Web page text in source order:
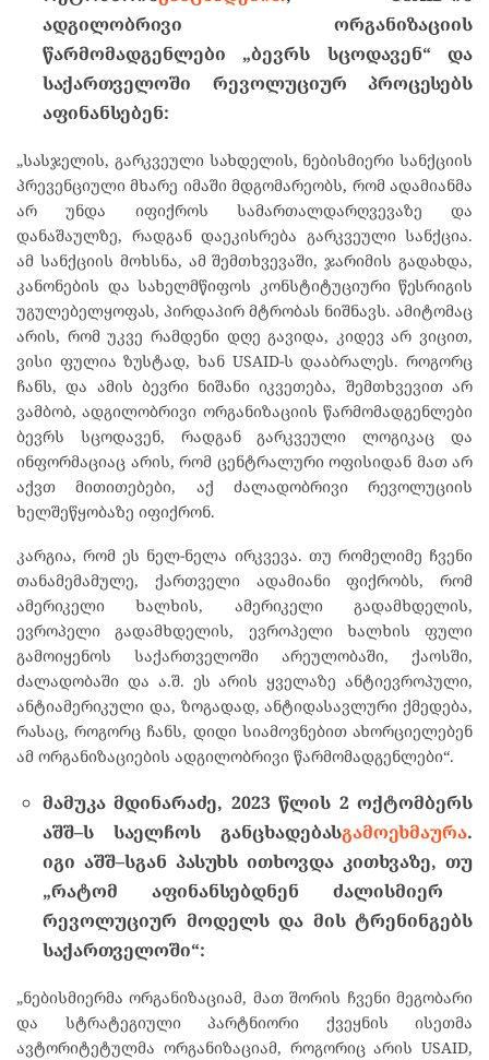
ადგილობრივი
ორგანიზაციის
წარმომადგენლები „ბევრს სცოდავენ“და
საქართველოში
რევოლუციურ
პროცესებს
აფინანსებენ:
„სასჯელის, გარკვეული სახდელის, ნებისმიერი სანქციის
პრევენციული მხარე იმაში მდგომარეობს, რომ ადამიანმა
არ უნდა იფიქროს სამართალდარღვევაზე და
დანაშაულზე, რადგან დაეკისრება გარკვეული სანქცია.
ამ სანქციის მოხსნა, ამ შემთხვევაში, ჯარიმის გადახდა,
კანონების და სახელმწიფოს კონსტიტუციური წესრიგის
უგულებელყოფას, პირდაპირ მტრობას ნიშნავს. ამიტომაც
არის, რომ უკვე რამდენი დღე გავიდა, კიდევ არ ვიცით,
ვისი ფულია ზუსტად, ხან USAID-ს დააბრალეს. როგორც
ჩანს, და ამის ბევრი ნიშანი იკვეთება, შემთხვევით არ
ვამბობ, ადგილობრივი ორგანიზაციის წარმომადგენლები
ბევრს სცოდავენ, რადგან გარკვეული ლოგიკაც და
ინფორმაციაც არის, რომ ცენტრალური ოფისიდან მათ არ
აქვთ მითითებები, აქ ძალადობრივი რევოლუციის
ხელშეწყობაზე იფიქრონ.
კარგია, რომ ეს ნელ-ნელა ირკვევა. თუ რომელიმე ჩვენი
თანამემამულე, ქართველი ადამიანი ფიქრობს, რომ
ამერიკელი ხალხის, ამერიკელი გადამხდელის,
ევროპელი გადამხდელის, ევროპელი ხალხის ფული
გამოიყენოს საქართველოში არეულობაში, ქაოსში,
ძალადობაში და ა.შ. ეს არის ყველაზე ანტიევროპული,
ანტიამერიკული და, ზოგადად, ანტიდასავლური ქმედება,
რასაც, როგორც ჩანს, დიდი სიამოვნებით ახორციელებენ
ამ ორგანიზაციების ადგილობრივი წარმომადგენლები“.
მამუკა მდინარაძე, 2023წლის 2ოქტომბერს
აშშ–ს საელჩოს განცხადებასგამოეხმაურა.
იგი აშშ–სგან პასუხს ითხოვდა კითხვაზე, თუ
„რატომ აფინანსებდნენ
ძალისმიერ
რევოლუციურ მოდელს და მის ტრენინგებს
საქართველოში“:
„ნებისმიერმა ორგანიზაციამ, მათ შორის ჩვენი მეგობარი
და სტრატეგიული პარტნიორი ქვეყნის ისეთმა
ავტორიტეტულმა ორგანიზაციამ, როგორიც არის USAID,